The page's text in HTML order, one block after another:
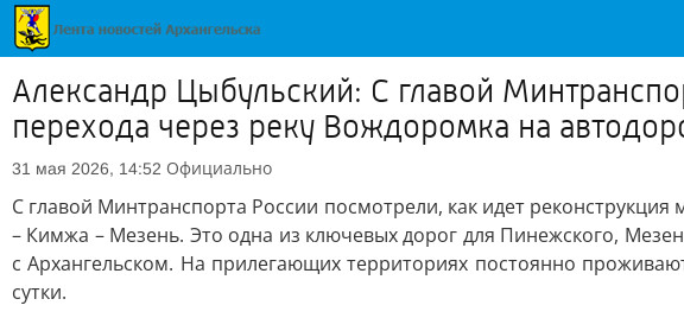
Александр Цыбульский: С главой
перехода через реку Вождоромка на
31 мая 2026, 14:52 Официально
С главой Минтранспорта России посмотрели, как идет
– Кимжа – Мезень. Это одна из ключевых дорог для Пинежского,
с Архангельском. На прилегающих территориях постоянно
сутки.